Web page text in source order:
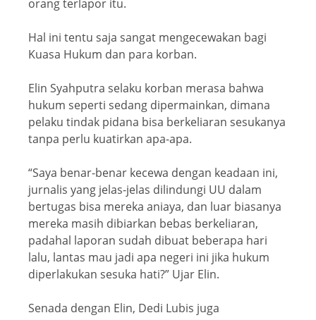
orang terlapor itu.
Hal ini tentu saja sangat mengecewakan bagi
Kuasa Hukum dan para korban.
Elin Syahputra selaku korban merasa bahwa
hukum seperti sedang dipermainkan, dimana
pelaku tindak pidana bisa berkeliaran sesukanya
tanpa perlu kuatirkan apa-apa.
“Saya benar-benar kecewa dengan keadaan ini,
jurnalis yang jelas-jelas dilindungi UU dalam
bertugas bisa mereka aniaya, dan luar biasanya
mereka masih dibiarkan bebas berkeliaran,
padahal laporan sudah dibuat beberapa hari
lalu, lantas mau jadi apa negeri ini jika hukum
diperlakukan sesuka hati?” Ujar Elin.
Senada dengan Elin, Dedi Lubis juga